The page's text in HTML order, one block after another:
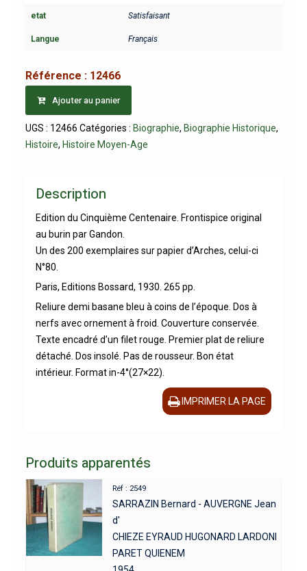
etat Satisfaisant
Langue Français
Référence : 12466
Ajouter au panier
UGS : 12466 Catégories : Biographie, Biographie Historique,
Histoire, Histoire Moyen-Age
Description
Edition du Cinquième Centenaire. Frontispice original
au burin par Gandon.
Un des 200 exemplaires sur papier d’Arches, celui-ci
N°80.
Paris, Editions Bossard, 1930. 265 pp.
Reliure demi basane bleu à coins de l’époque. Dos à
nerfs avec ornement à froid. Couverture conservée.
Texte encadré d’un filet rouge. Premier plat de reliure
détaché. Dos insolé. Pas de rousseur. Bon état
intérieur. Format in-4°(27×22).
IMPRIMER LA PAGE
Produits apparentés
Réf : 2549
SARRAZIN Bernard - AUVERGNE Jean
d'
CHIEZE EYRAUD HUGONARD LARDONI
PARET QUIENEM